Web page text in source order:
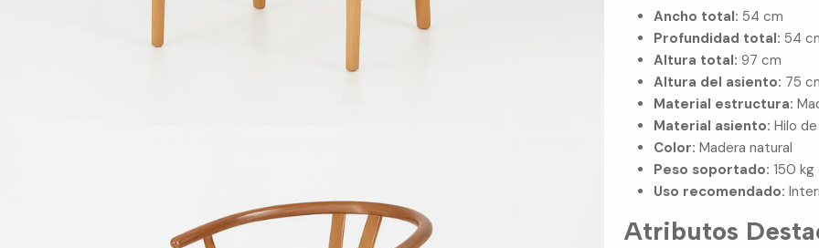
Ancho total: 54 cm
Profundidad total: 54
Altura total: 97 cm
Altura del asiento: 75
Material estructura:
Material asiento: Hilo
Color: Madera natural
Peso soportado: 150 kg
Uso recomendado:
Atributos